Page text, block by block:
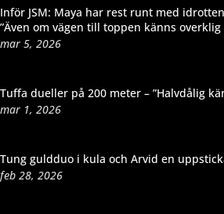
Inför JSM: Maya har rest runt med
”Även om vägen till toppen känns
mar 5, 2026
Tuffa dueller på 200 meter – ”Halvdålig
mar 1, 2026
Tung guldduo i kula och Arvid en
feb 28, 2026